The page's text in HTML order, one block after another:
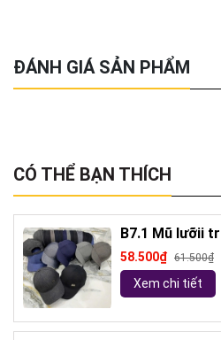
ĐÁNH GIÁ SẢN PHẨM
CÓ THỂ BẠN THÍCH
B7.1 Mũ lưỡii
58.500₫ 61.500₫
Xem chi tiết